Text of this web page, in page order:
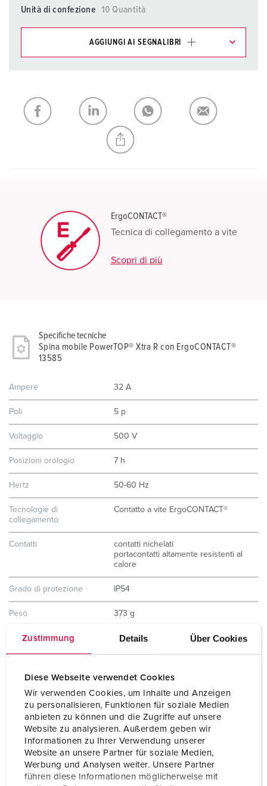
Zustimmung Details Über Cookies
Diese Webseite verwendet Cookies
Wir verwenden Cookies, um Inhalte und Anzeigen
zu personalisieren, Funktionen für soziale Medien
anbieten zu können und die Zugriffe auf unsere
Website zu analysieren. Außerdem geben wir
Informationen zu Ihrer Verwendung unserer
Website an unsere Partner für soziale Medien,
Werbung und Analysen weiter. Unsere Partner
führen diese Informationen möglicherweise mit
Unità di confezione
10 Quantità
AGGIUNGI AI SEGNALIBRI
CREA NUOVA LISTA
ErgoCONTACT®
Tecnica di collegamento a vite
Scopri di più
Specifiche tecniche
Spina mobile PowerTOP® Xtra R con ErgoCONTACT®
13585
Ampere 32 A
Poli 5 p
Voltaggio 500 V
Posizioni orologio 7 h
Hertz 50-60 Hz
Tecnologie di
collegamento
Contatto a vite ErgoCONTACT®
Contatti
contatti nichelati
portacontatti altamente resistenti al
calore
Grado di protezione IP54
Peso 373 g
Dichiarazione di
CB Zertifikat